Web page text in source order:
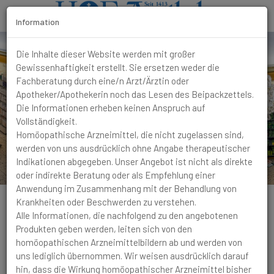
Grippaler Infekt
Typisch sind stechende Schmerzen,
die von jeder kleinsten Bewegung schlimmer werden, daher
Information
Die Inhalte dieser Website werden mit großer
Gewissenhaftigkeit erstellt. Sie ersetzen weder die
Fachberatung durch eine/n Arzt/Ärztin oder
Apotheker/Apothekerin noch das Lesen des Beipackzettels.
Die Informationen erheben keinen Anspruch auf
Vollständigkeit.
Homöopathische Arzneimittel, die nicht zugelassen sind,
werden von uns ausdrücklich ohne Angabe therapeutischer
Indikationen abgegeben. Unser Angebot ist nicht als direkte
oder indirekte Beratung oder als Empfehlung einer
Anwendung im Zusammenhang mit der Behandlung von
Krankheiten oder Beschwerden zu verstehen.
Alle Informationen, die nachfolgend zu den angebotenen
Produkten geben werden, leiten sich von den
homöopathischen Arzneimittelbildern ab und werden von
uns lediglich übernommen. Wir weisen ausdrücklich darauf
hin, dass die Wirkung homöopathischer Arzneimittel bisher